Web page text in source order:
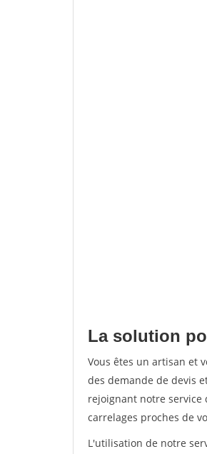
La solution
Vous êtes un artisan et
des demande de devis
rejoignant notre service
carrelages proches de
L'utilisation de notre